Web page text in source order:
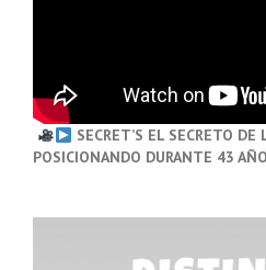
SECRET’S EL SECRETO
POSICIONANDO DURANTE 43